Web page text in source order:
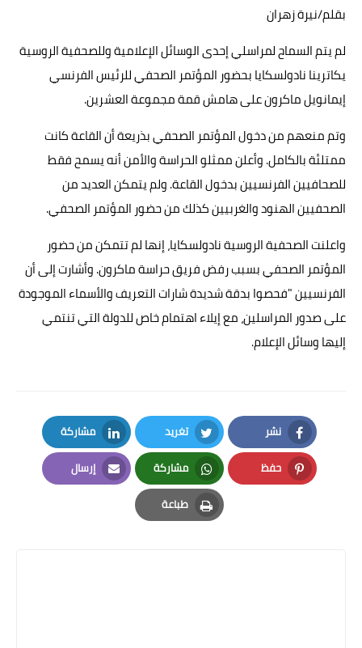
خدمات
الصحه والجمال
مقالات
بقلم/نيرة زهران
لم يتم السماح لمراسلي إحدى الوسائل الإعلامية وللصحفية الروسية
يكاترينا نادولسكايا بحضور المؤتمر الصحفي للرئيس الفرنسي
إيمانويل ماكرون على هامش قمة مجموعة العشرين.
وتم منعهم من دخول المؤتمر الصحفي بذريعة أن القاعة كانت
ممتلئة بالكامل. وأعلن ممثلو الحراسة والأمن أنه يسمح فقط
للصحافيين الفرنسيين بدخول القاعة. ولم يتمكن العديد من
الصحفيين الهنود والغربيين كذلك من حضور المؤتمر الصحفي.
واعلنت الصحفية الروسية نادولسكايا، إنها لم تتمكن من حضور
المؤتمر الصحفي بسبب رفض فريق حراسة ماكرون. وأشارت إلى أن
الفرنسيين "فحصوا بدقة شديدة شارات التعريف والأسماء الموجودة
على صدور المراسلين، مع إيلاء اهتمام خاص للدولة التي تنتمي
إليها وسائل الإعلام.
نشر
Facebook
تغريد
Twitter
مشاركة
LinkedIn
حفظ
Pinterest
مشاركة
Whatsapp
إرسال
Email
طباعة
Print